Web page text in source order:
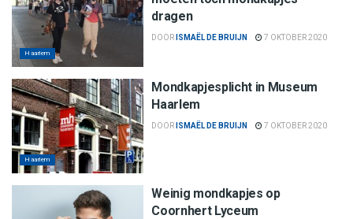
Haarlem
dragen
DOOR ISMAËL DE BRUIJN 7 OKTOBER 2020
Haarlem
Mondkapjesplicht in Museum
Haarlem
DOOR ISMAËL DE BRUIJN 7 OKTOBER 2020
Weinig mondkapjes op
Coornhert Lyceum